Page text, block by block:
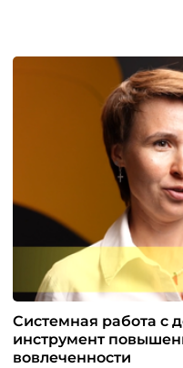
Системная работа с
инструмент
вовлеченности